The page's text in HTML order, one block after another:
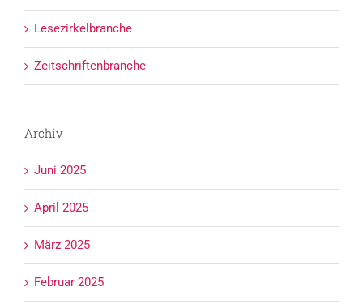
Lesezirkelbranche
Zeitschriftenbranche
Archiv
Juni 2025
April 2025
März 2025
Februar 2025